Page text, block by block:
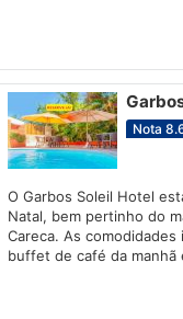
Nota
O Garbos Soleil Hotel
Natal, bem pertinho do
Careca. As
buffet de café da manhã